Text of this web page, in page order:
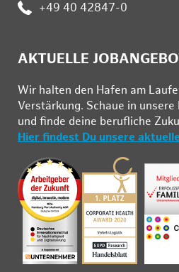
: +49 40 42847-0
AKTUELLE
Wir hal­ten den Ha­fen am
Ver­stär­kung. Schau­e in un­se­re
und fin­de deine be­ruf­li­che
Hier findest Du unsere